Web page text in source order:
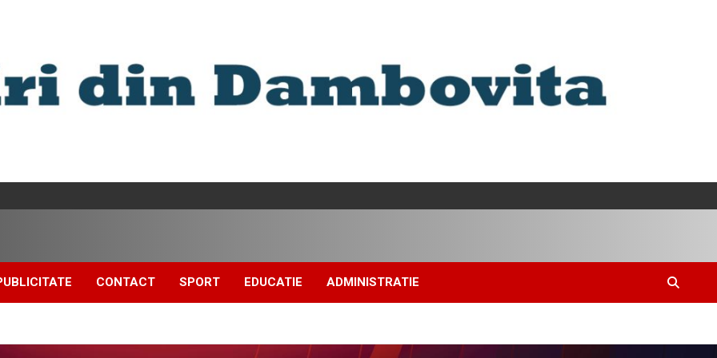
CONTACT SPORT EDUCATIE ADMINISTRATIE